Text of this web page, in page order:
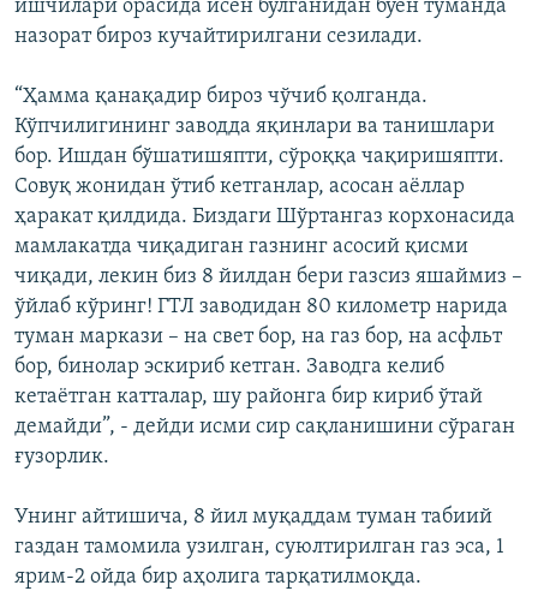
ишчилари орасида исён бўлганидан буён туманда
назорат бироз кучайтирилгани сезилади.
“Ҳамма қанақадир бироз чўчиб қолганда.
Кўпчилигининг заводда яқинлари ва танишлари
бор. Ишдан бўшатишяпти, сўроққа чақиришяпти.
Совуқ жонидан ўтиб кетганлар, асосан аёллар
ҳаракат қилдида. Биздаги Шўртангаз корхонасида
мамлакатда чиқадиган газнинг асосий қисми
чиқади, лекин биз 8 йилдан бери газсиз яшаймиз –
ўйлаб кўринг! ГТЛ заводидан 80 километр нарида
туман маркази – на свет бор, на газ бор, на асфльт
бор, бинолар эскириб кетган. Заводга келиб
кетаётган катталар, шу районга бир кириб ўтай
демайди”, - дейди исми сир сақланишини сўраган
ғузорлик.
Унинг айтишича, 8 йил муқаддам туман табиий
газдан тамомила узилган, суюлтирилган газ эса, 1
ярим-2 ойда бир аҳолига тарқатилмоқда.